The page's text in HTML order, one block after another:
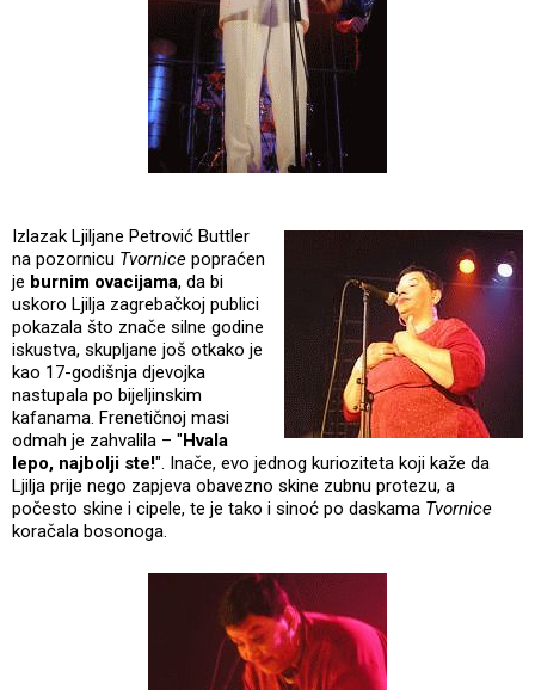
Izlazak Ljiljane Petrović Buttler
na pozornicu Tvornice popraćen
je burnim ovacijama, da bi
uskoro Ljilja zagrebačkoj publici
pokazala što znače silne godine
iskustva, skupljane još otkako je
kao 17-godišnja djevojka
nastupala po bijeljinskim
kafanama. Frenetičnoj masi
odmah je zahvalila – "Hvala
lepo, najbolji ste!". Inače, evo jednog kurioziteta koji kaže da
Ljilja prije nego zapjeva obavezno skine zubnu protezu, a
počesto skine i cipele, te je tako i sinoć po daskama Tvornice
koračala bosonoga.